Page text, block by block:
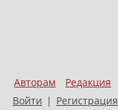
Авторам Редакция
Войти | Регистрация